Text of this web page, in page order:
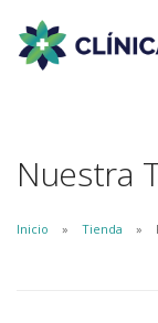
Nuestra
Inicio Tienda